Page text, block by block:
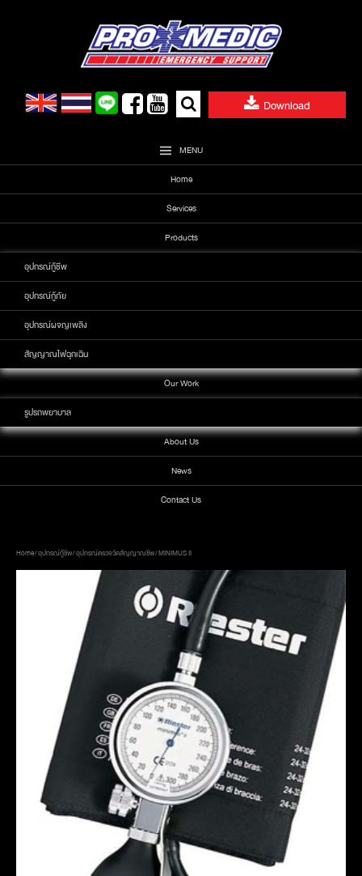
Download
Search
for:
MENU
Home
Services
Products
อุปกรณ์กู้ชีพ
อุปกรณ์กู้ภัย
อุปกรณ์ผจญเพลิง
สัญญาณไฟฉุกเฉิน
Our Work
รูปรถพยาบาล
About Us
News
Contact Us
Home/อุปกรณ์กู้ชีพ/อุปกรณ์ตรวจวัดสัญญาณชีพ/ MINIMUS II